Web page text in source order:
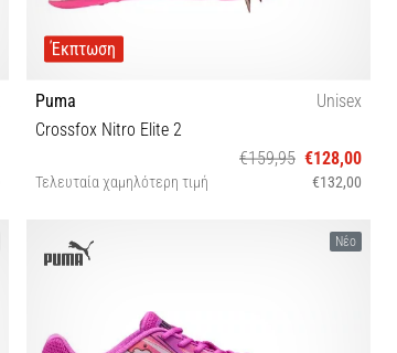
Έκπτωση
Puma
Unisex
Crossfox Nitro Elite 2
€159,95 €128,00
Τελευταία χαμηλότερη τιμή €132,00
38 38½ 39 40 40½ 41 42 43 44 44½ 45 46 47Νέο